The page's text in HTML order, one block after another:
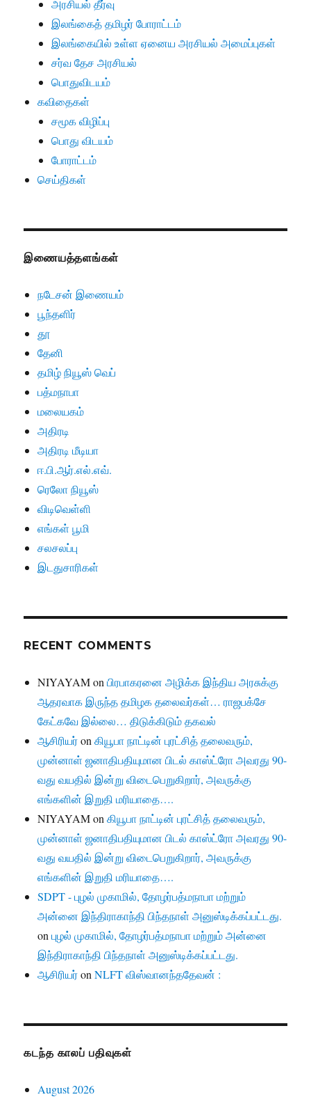
அரசியல் தீர்வு
இலங்கைத் தமிழர் போராட்டம்
இலங்கையில் உள்ள ஏனைய அரசியல் அமைப்புகள்
சர்வ தேச அரசியல்
பொதுவிடயம்
கவிதைகள்
சமூக விழிப்பு
பொது விடயம்
போராட்டம்
செய்திகள்
இணையத்தளங்கள்
நடேசன் இணையம்
பூந்தளிர்
தூ
தேனி
தமிழ் நியூஸ் வெப்
பத்மநாபா
மலையகம்
அதிரடி
அதிரடி மீடியா
ஈ.பி.ஆர்.எல்.எவ்.
ரெலோ நியூஸ்
விடிவெள்ளி
எங்கள் பூமி
சலசலப்பு
இடதுசாரிகள்
RECENT COMMENTS
NIYAYAMonபிரபாகரனை அழிக்க இந்திய அரசுக்கு
ஆதரவாக இருந்த தமிழக தலைவர்கள்… ராஜபக்சே
கேட்கவே இல்லை… திடுக்கிடும் தகவல்
ஆசிரியர்onகியூபா நாட்டின் புரட்சித் தலைவரும்,
முன்னாள் ஜனாதிபதியுமான பிடல் காஸ்ட்ரோ அவரது 90-
வது வயதில் இன்று விடைபெறுகிறார், அவருக்கு
எங்களின் இறுதி மரியாதை….
NIYAYAMonகியூபா நாட்டின் புரட்சித் தலைவரும்,
முன்னாள் ஜனாதிபதியுமான பிடல் காஸ்ட்ரோ அவரது 90-
வது வயதில் இன்று விடைபெறுகிறார், அவருக்கு
எங்களின் இறுதி மரியாதை….
SDPT - புழல் முகாமில், தோழர்பத்மநாபா மற்றும்
அன்னை இந்திராகாந்தி பிந்தநாள் அனுஸ்டிக்கப்பட்டது.
onபுழல் முகாமில், தோழர்பத்மநாபா மற்றும் அன்னை
இந்திராகாந்தி பிந்தநாள் அனுஸ்டிக்கப்பட்டது.
ஆசிரியர்onNLFT விஸ்வானந்ததேவன் :
கடந்த காலப் பதிவுகள்
August 2026